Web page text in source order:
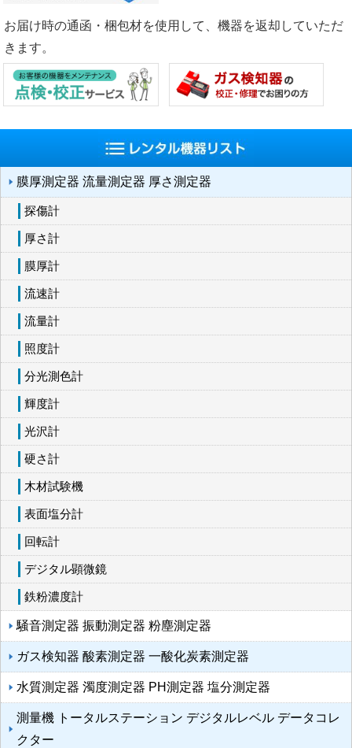
お届け時の通函・梱包材を使用して、機器を返却していただ
きます。
膜厚測定器 流量測定器 厚さ測定器
探傷計
厚さ計
膜厚計
流速計
流量計
照度計
分光測色計
輝度計
光沢計
硬さ計
木材試験機
表面塩分計
回転計
デジタル顕微鏡
鉄粉濃度計
騒音測定器 振動測定器 粉塵測定器
ガス検知器 酸素測定器 一酸化炭素測定器
水質測定器 濁度測定器 PH測定器 塩分測定器
測量機 トータルステーション デジタルレベル データコレ
クター